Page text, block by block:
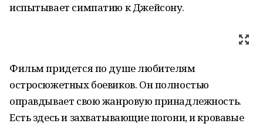
испытывает симпатию к Джейсону.
Фильм придется по душе любителям
остросюжетных боевиков. Он полностью
оправдывает свою жанровую принадлежность.
Есть здесь и захватывающие погони, и кровавые